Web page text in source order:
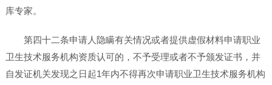
库专家。
第四十二条申请人隐瞒有关情况或者提供虚假材料申请职业
卫生技术服务机构资质认可的，不予受理或者不予颁发证书，并
自发证机关发现之日起1年内不得再次申请职业卫生技术服务机构